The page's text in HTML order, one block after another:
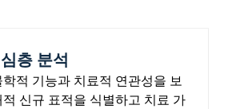
층 분석
적 기능과 치료적 연관성을 보
신규 표적을 식별하고 치료 가